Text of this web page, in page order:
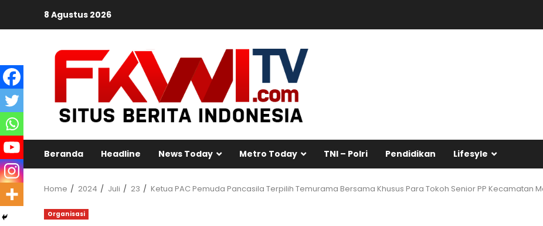
8 Agustus 2026
Beranda Headline News Today Metro Today TNI – Polri Pendidikan Lifesyle
Home 2024 Juli 23 Ketua PAC Pemuda Pancasila Terpilih Temurama Bersama Khusus Para Tokoh Senior PP Kecamatan
Organisasi